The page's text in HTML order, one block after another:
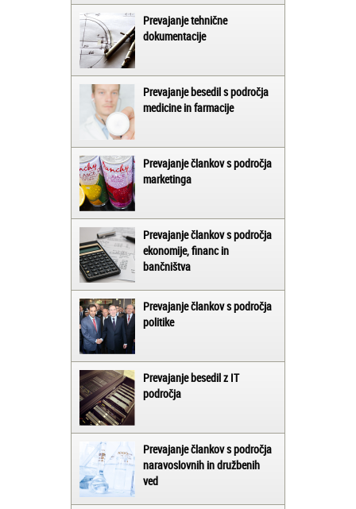
Prevajanje tehnične
dokumentacije
Prevajanje besedil s področja
medicine in farmacije
Prevajanje člankov s področja
marketinga
Prevajanje člankov s področja
ekonomije, financ in
bančništva
Prevajanje člankov s področja
politike
Prevajanje besedil z IT
področja
Prevajanje člankov s področja
naravoslovnih in družbenih
ved